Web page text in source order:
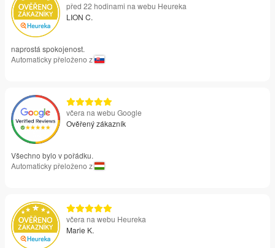
před 22 hodinami na webu Heureka
LION C.
naprostá spokojenost.
Automaticky přeloženo z
včera na webu Google
Ověřený zákazník
Všechno bylo v pořádku.
Automaticky přeloženo z
včera na webu Heureka
Marie K.